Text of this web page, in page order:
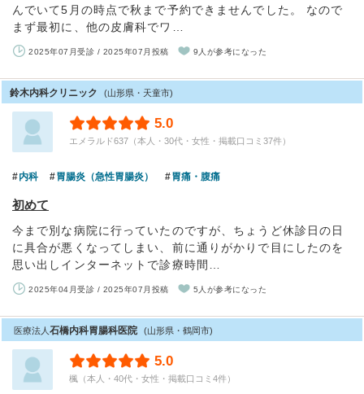
んでいて5月の時点で秋まで予約できませんでした。 なので
まず最初に、他の皮膚科でワ…
2025年07月受診 / 2025年07月投稿 9人が参考になった
鈴木内科クリニック (山形県・天童市)
5.0
エメラルド637（本人・30代・女性・掲載口コミ37件）
内科 胃腸炎（急性胃腸炎） 胃痛・腹痛
初めて
今まで別な病院に行っていたのですが、ちょうど休診日の日
に具合が悪くなってしまい、前に通りがかりで目にしたのを
思い出しインターネットで診療時間…
2025年04月受診 / 2025年07月投稿 5人が参考になった
医療法人 石橋内科胃腸科医院 (山形県・鶴岡市)
5.0
楓（本人・40代・女性・掲載口コミ4件）